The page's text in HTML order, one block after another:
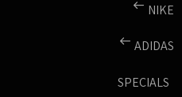
NIKE
ADIDAS
SPECIALS